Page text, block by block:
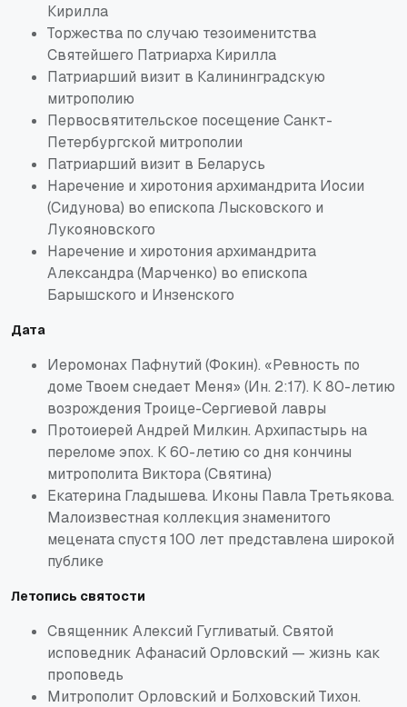
Кирилла
Торжества по случаю тезоименитства
Святейшего Патриарха Кирилла
Патриарший визит в Калининградскую
митрополию
Первосвятительское посещение Санкт-
Петербургской митрополии
Патриарший визит в Беларусь
Наречение и хиротония архимандрита Иосии
(Сидунова) во епископа Лысковского и
Лукояновского
Наречение и хиротония архимандрита
Александра (Марченко) во епископа
Барышского и Инзенского
Дата
Иеромонах Пафнутий (Фокин). «Ревность по
доме Твоем снедает Меня» (Ин. 2:17). К 80-летию
возрождения Троице-Сергиевой лавры
Протоиерей Андрей Милкин. Архипастырь на
переломе эпох. К 60-летию со дня кончины
митрополита Виктора (Святина)
Екатерина Гладышева. Иконы Павла Третьякова.
Малоизвестная коллекция знаменитого
мецената спустя 100 лет представлена широкой
публике
Летопись святости
Священник Алексий Гугливатый. Святой
исповедник Афанасий Орловский — жизнь как
проповедь
Митрополит Орловский и Болховский Тихон.